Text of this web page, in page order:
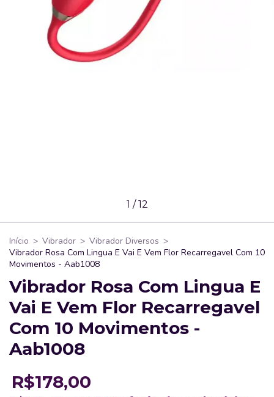
1 /12
Início > Vibrador > Vibrador Diversos >
Vibrador Rosa Com Lingua E Vai E Vem Flor Recarregavel Com 10
Movimentos - Aab1008
Vibrador Rosa Com Lingua E
Vai E Vem Flor Recarregavel
Com 10 Movimentos -
Aab1008
R$178,00